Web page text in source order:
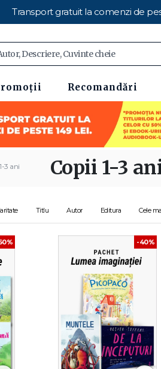
Transport gratuit la comenzi de
Recomandări
3 ani Copii 1-3
Titlu Autor Editura Cele
-40%